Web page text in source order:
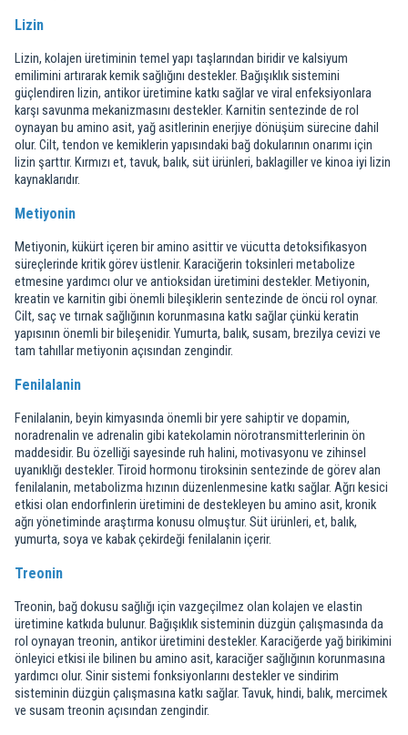
Lizin
Lizin, kolajen üretiminin temel yapı taşlarından biridir ve kalsiyum
emilimini artırarak kemik sağlığını destekler. Bağışıklık sistemini
güçlendiren lizin, antikor üretimine katkı sağlar ve viral enfeksiyonlara
karşı savunma mekanizmasını destekler. Karnitin sentezinde de rol
oynayan bu amino asit, yağ asitlerinin enerjiye dönüşüm sürecine dahil
olur. Cilt, tendon ve kemiklerin yapısındaki bağ dokularının onarımı için
lizin şarttır. Kırmızı et, tavuk, balık, süt ürünleri, baklagiller ve kinoa iyi lizin
kaynaklarıdır.
Metiyonin
Metiyonin, kükürt içeren bir amino asittir ve vücutta detoksifikasyon
süreçlerinde kritik görev üstlenir. Karaciğerin toksinleri metabolize
etmesine yardımcı olur ve antioksidan üretimini destekler. Metiyonin,
kreatin ve karnitin gibi önemli bileşiklerin sentezinde de öncü rol oynar.
Cilt, saç ve tırnak sağlığının korunmasına katkı sağlar çünkü keratin
yapısının önemli bir bileşenidir. Yumurta, balık, susam, brezilya cevizi ve
tam tahıllar metiyonin açısından zengindir.
Fenilalanin
Fenilalanin, beyin kimyasında önemli bir yere sahiptir ve dopamin,
noradrenalin ve adrenalin gibi katekolamin nörotransmitterlerinin ön
maddesidir. Bu özelliği sayesinde ruh halini, motivasyonu ve zihinsel
uyanıklığı destekler. Tiroid hormonu tiroksinin sentezinde de görev alan
fenilalanin, metabolizma hızının düzenlenmesine katkı sağlar. Ağrı kesici
etkisi olan endorfinlerin üretimini de destekleyen bu amino asit, kronik
ağrı yönetiminde araştırma konusu olmuştur. Süt ürünleri, et, balık,
yumurta, soya ve kabak çekirdeği fenilalanin içerir.
Treonin
Treonin, bağ dokusu sağlığı için vazgeçilmez olan kolajen ve elastin
üretimine katkıda bulunur. Bağışıklık sisteminin düzgün çalışmasında da
rol oynayan treonin, antikor üretimini destekler. Karaciğerde yağ birikimini
önleyici etkisi ile bilinen bu amino asit, karaciğer sağlığının korunmasına
yardımcı olur. Sinir sistemi fonksiyonlarını destekler ve sindirim
sisteminin düzgün çalışmasına katkı sağlar. Tavuk, hindi, balık, mercimek
ve susam treonin açısından zengindir.